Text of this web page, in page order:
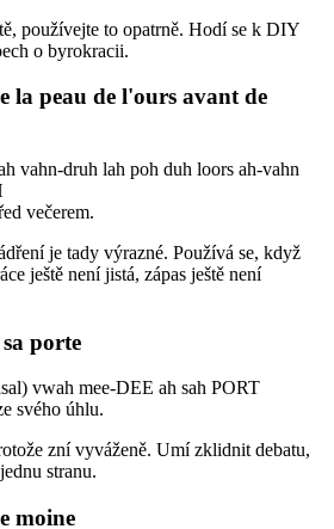
používejte to opatrně. Hodí se k DIY
o byrokracii.
la peau de l'ours avant de
vahn-druh lah poh duh loors ah-vahn
večerem.
je tady výrazné. Používá se, když
ještě není jistá, zápas ještě není
porte
vwah mee-DEE ah sah PORT
svého úhlu.
zní vyváženě. Umí zklidnit debatu,
stranu.
moine